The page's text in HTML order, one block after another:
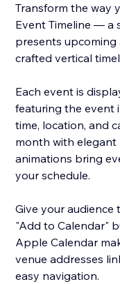
Transform the way
Event Timeline — a
presents
crafted vertical
Each event is
featuring the event
time, location, and
month with elegant
animations bring
your schedule.
Give your
"Add to Calendar"
Apple Calendar
venue addresses
easy navigation.